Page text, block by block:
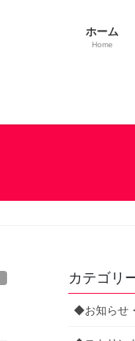
ホーム
Home
カテゴリ
◆お知らせ